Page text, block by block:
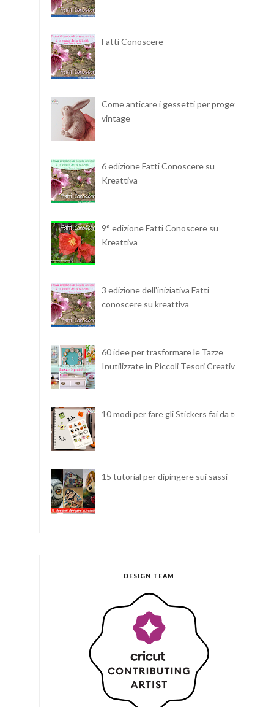
Fatti Conoscere
Come anticare i gessetti per progetti
vintage
6 edizione Fatti Conoscere su
Kreattiva
9° edizione Fatti Conoscere su
Kreattiva
3 edizione dell'iniziativa Fatti
conoscere su kreattiva
60 idee per trasformare le Tazze
Inutilizzate in Piccoli Tesori Creativi
10 modi per fare gli Stickers fai da te
15 tutorial per dipingere sui sassi
DESIGN TEAM